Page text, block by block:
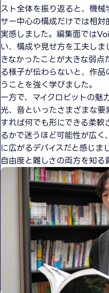
スト全体を振り返ると、機
サー中心の構成だけでは相
実感しました。編集面では
い、構成や見せ方を工夫し
きなかったことが大きな弱点
る様子が伝わらないと、作
うことを強く学びました。
一方で、マイクロビットの魅
光、音といったさまざまな
すれば何でも形にできる柔軟
るかで迷うほど可能性が広
に広がるデバイスだと感じ
自由度と難しさの両方を知る